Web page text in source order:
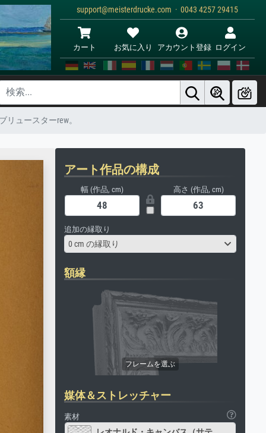
support@meisterdrucke.com · 0043 4257 29415
カート お気に入り アカウント登録 ログイン
ュースターrew。
アート作品の構成
幅 (作品, cm) 高さ (作品, cm)
追加の縁取り
0 cm の縁取り
額縁
媒体＆ストレッチャー
素材